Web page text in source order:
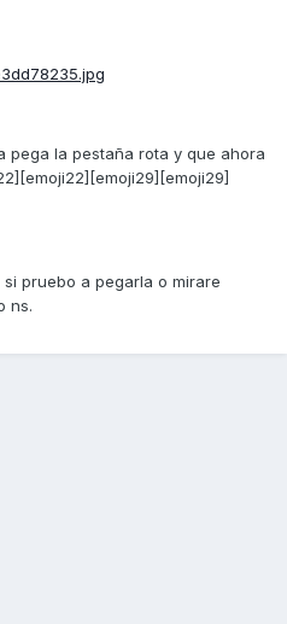
pega la pestaña rota y que ahora
pruebo a pegarla o mirare
ns.